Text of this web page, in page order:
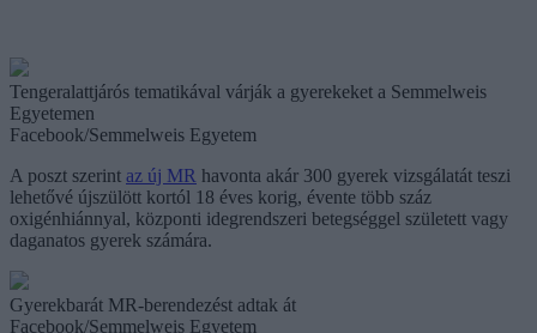
Tengeralattjárós tematikával várják a gyerekeket a Semmelweis
Egyetemen
Facebook/Semmelweis Egyetem
A poszt szerint az új MR havonta akár 300 gyerek vizsgálatát teszi
lehetővé újszülött kortól 18 éves korig, évente több száz
oxigénhiánnyal, központi idegrendszeri betegséggel született vagy
daganatos gyerek számára.
Gyerekbarát MR-berendezést adtak át
Facebook/Semmelweis Egyetem